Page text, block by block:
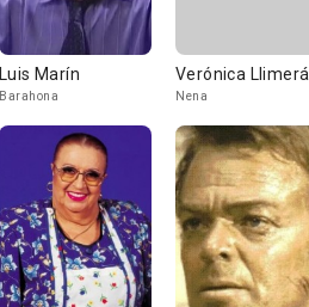
Luis Marín
Barahona
Verónica Llimerá
Nena